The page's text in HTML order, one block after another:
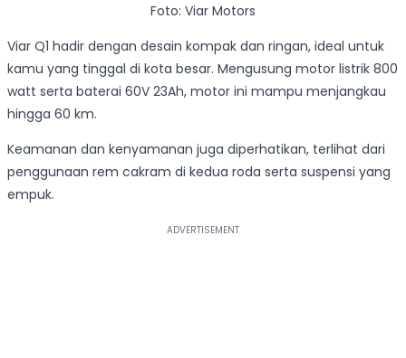
Foto: Viar Motors
Viar Q1 hadir dengan desain kompak dan ringan, ideal untuk
kamu yang tinggal di kota besar. Mengusung motor listrik 800
watt serta baterai 60V 23Ah, motor ini mampu menjangkau
hingga 60 km.
Keamanan dan kenyamanan juga diperhatikan, terlihat dari
penggunaan rem cakram di kedua roda serta suspensi yang
empuk.